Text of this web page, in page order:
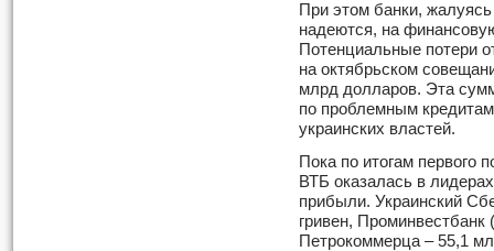
При этом банки,
надеются, на
Потенциальные потери
на октябрьском
млрд долларов. Эта
по проблемным
украинских властей.
Пока по итогам первого
ВТБ оказалась в
прибыли. Украинский
гривен,
Петрокоммерца – 55,1